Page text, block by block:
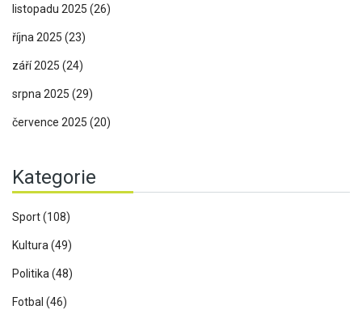
listopadu 2025 (26)
října 2025 (23)
září 2025 (24)
srpna 2025 (29)
července 2025 (20)
Kategorie
Sport(108)
Kultura(49)
Politika(48)
Fotbal (46)